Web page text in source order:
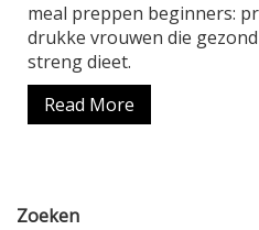
meal preppen beginners:
drukke vrouwen die
streng dieet.
Read More
Zoeken